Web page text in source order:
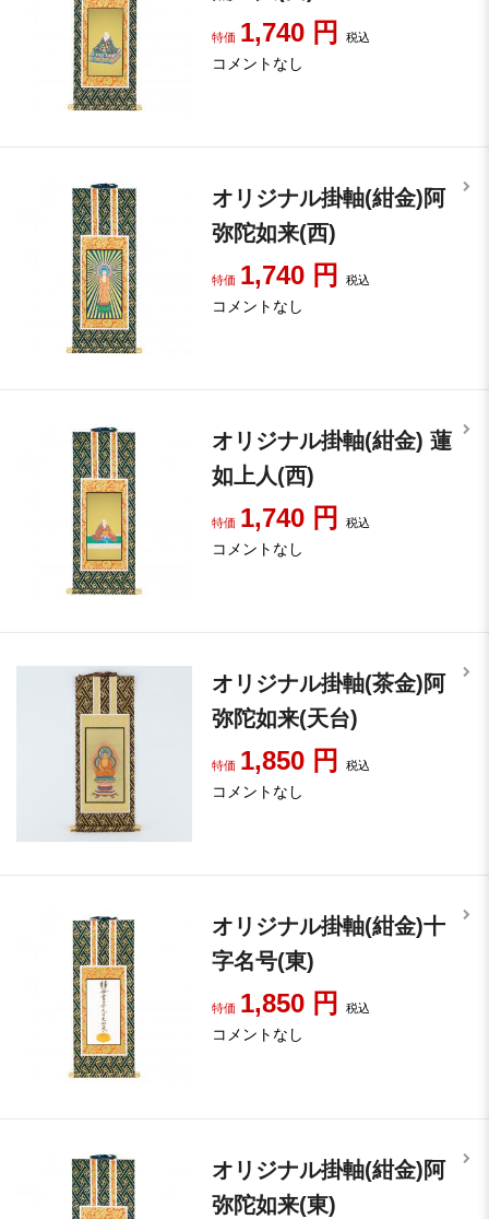
特価 1,740 円税込
コメントなし
オリジナル掛軸(紺金)阿
弥陀如来(西)
特価 1,740 円税込
コメントなし
オリジナル掛軸(紺金) 蓮
如上人(西)
特価 1,740 円税込
コメントなし
オリジナル掛軸(茶金)阿
弥陀如来(天台)
特価 1,850 円税込
コメントなし
オリジナル掛軸(紺金)十
字名号(東)
特価 1,850 円税込
コメントなし
オリジナル掛軸(紺金)阿
弥陀如来(東)